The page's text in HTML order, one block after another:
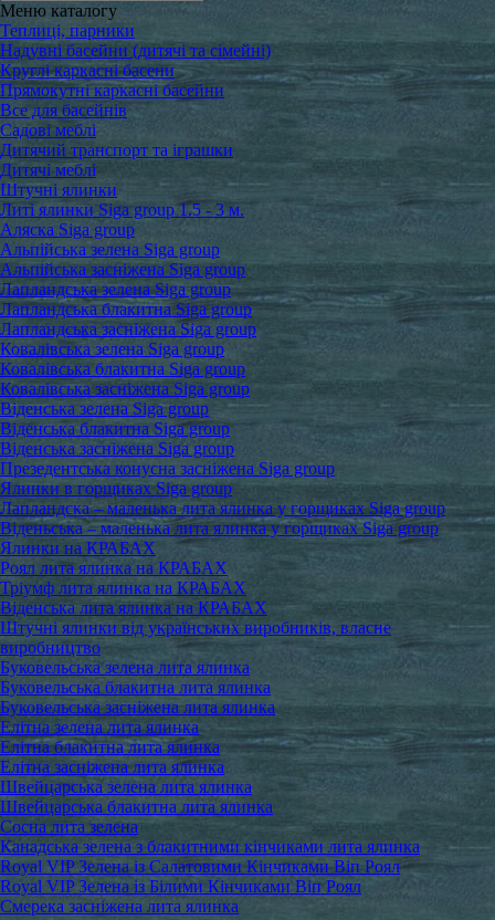
Меню каталогу
Теплиці, парники
Надувні басейни (дитячі та сімейні)
Круглі каркасні басени
Прямокутні каркасні басейни
Все для басейнів
Садові меблі
Дитячий транспорт та іграшки
Дитячі меблі
Штучні ялинки
Литі ялинки Siga group 1.5 - 3 м.
Аляска Siga group
Альпійська зелена Siga group
Альпійська засніжена Siga group
Лапландська зелена Siga group
Лапландська блакитна Siga group
Лапландська засніжена Siga group
Ковалівська зелена Siga group
Ковалівська блакитна Siga group
Ковалівська засніжена Siga group
Віденська зелена Siga group
Віденська блакитна Siga group
Віденська засніжена Siga group
Презедентська конусна засніжена Siga group
Ялинки в горщиках Siga group
Лапландска – маленька лита ялинка у горщиках Siga group
Віденьська – маленька лита ялинка у горщиках Siga group
Ялинки на КРАБАХ
Роял лита ялинка на КРАБАХ
Тріумф лита ялинка на КРАБАХ
Віденська лита ялинка на КРАБАХ
Штучні ялинки від українських виробників, власне
виробництво
Буковельська зелена лита ялинка
Буковельська блакитна лита ялинка
Буковельська засніжена лита ялинка
Елітна зелена лита ялинка
Елітна блакитна лита ялинка
Елітна засніжена лита ялинка
Швейцарська зелена лита ялинка
Швейцарська блакитна лита ялинка
Сосна лита зелена
Канадська зелена з блакитними кінчиками лита ялинка
Royal VIP Зелена із Салатовими Кінчиками Віп Роял
Royal VIP Зелена із Білими Кінчиками Віп Роял
Смерека засніжена лита ялинка